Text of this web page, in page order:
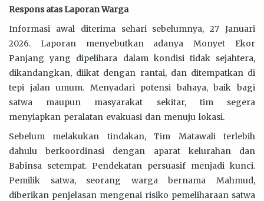
Respons atas Laporan Warga
Informasi awal diterima sehari sebelumnya, 27 Januari
2026. Laporan menyebutkan adanya Monyet Ekor
Panjang yang dipelihara dalam kondisi tidak sejahtera,
dikandangkan, diikat dengan rantai, dan ditempatkan di
tepi jalan umum. Menyadari potensi bahaya, baik bagi
satwa maupun masyarakat sekitar, tim segera
menyiapkan peralatan evakuasi dan menuju lokasi.
Sebelum melakukan tindakan, Tim Matawali terlebih
dahulu berkoordinasi dengan aparat kelurahan dan
Babinsa setempat. Pendekatan persuasif menjadi kunci.
Pemilik satwa, seorang warga bernama Mahmud,
diberikan penjelasan mengenai risiko pemeliharaan satwa